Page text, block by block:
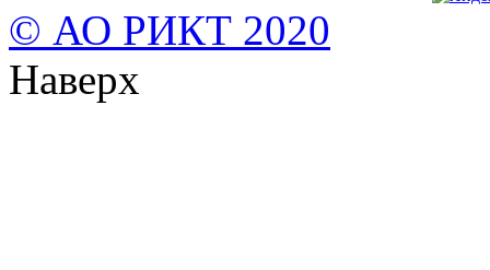
© АО РИКТ 2020
Наверх